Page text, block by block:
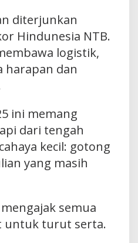
diterjunkan
Hindunesia NTB.
logistik,
harapan dan
ini memang
dari tengah
kecil: gotong
yang masih
semua
untuk turut serta.